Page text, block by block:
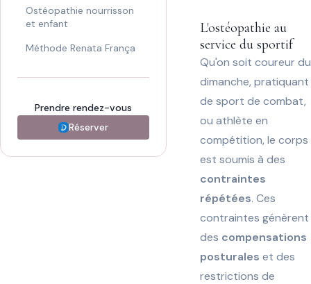
Ostéopathie nourrisson
et enfant
Méthode Renata França
Prendre rendez-vous
Réserver
L'ostéopathie au
service du sportif
Qu'on soit coureur du
dimanche, pratiquant
de sport de combat,
ou athlète en
compétition, le corps
est soumis à des
contraintes
répétées. Ces
contraintes génèrent
des compensations
posturales et des
restrictions de